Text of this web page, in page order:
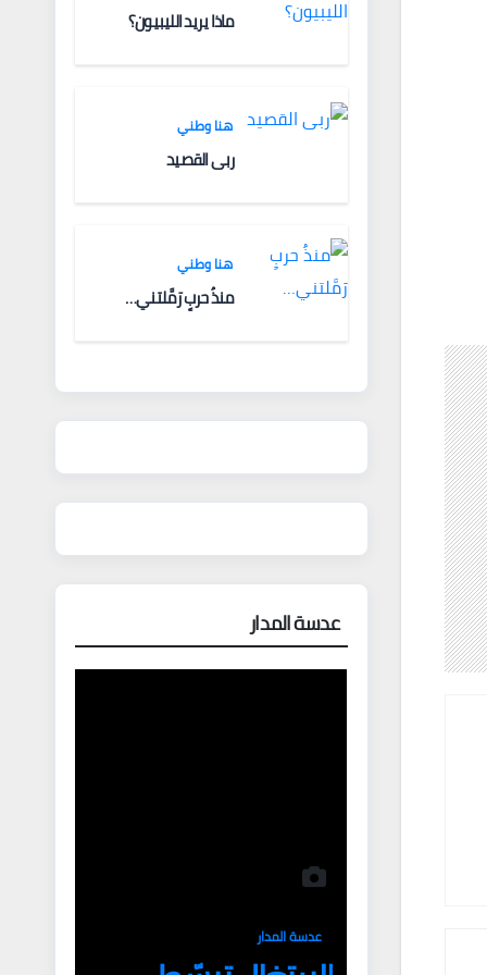
ماذا يريد الليبيون؟
هنا وطني
ربى القصيد
هنا وطني
منذُ حربٍ رَمَّلتني…
عدسة المدار
عدسة المدار